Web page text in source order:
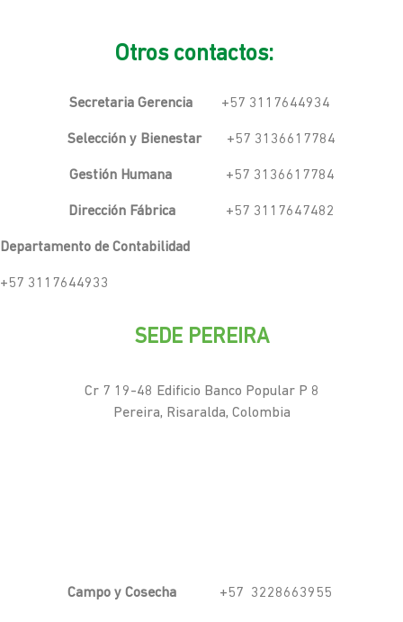
Otros contactos:
Secretaria Gerencia +57 3117644934
Selección y Bienestar+57 3136617784
Gestión Humana+57 3136617784
Dirección Fábrica +57 3117647482
Departamento de Contabilidad
+57 3117644933
SEDE PEREIRA
Cr 7 19-48 Edificio Banco Popular P 8
Pereira, Risaralda, Colombia
Campo y Cosecha +57 3228663955